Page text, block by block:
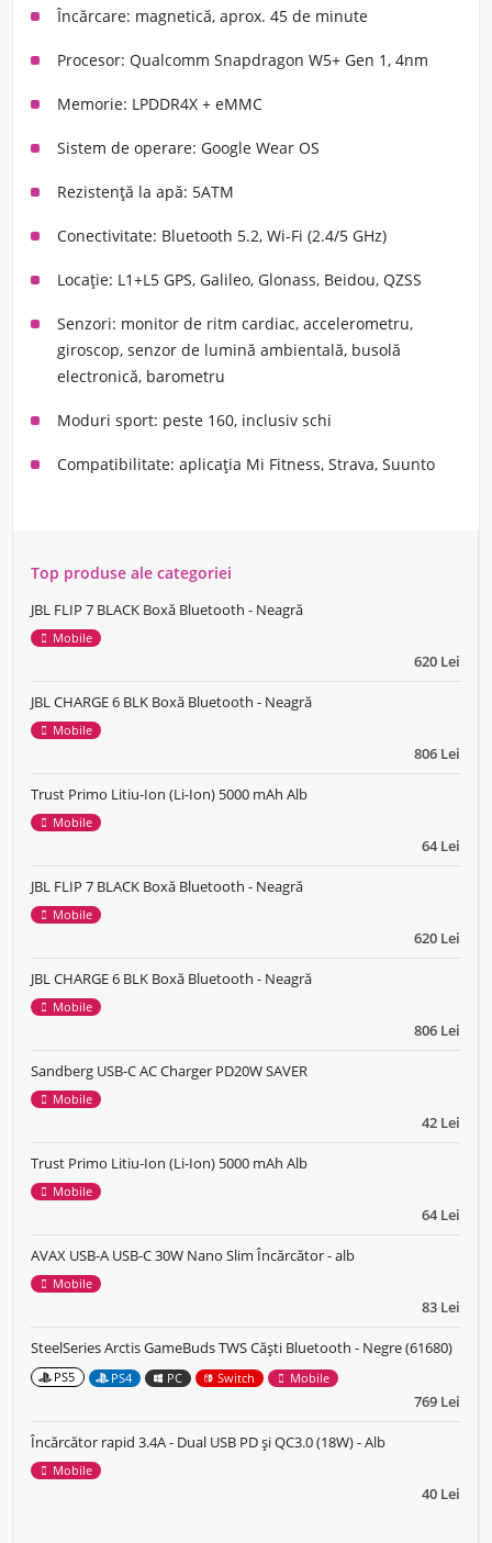
Încărcare: magnetică, aprox. 45 de minute
Procesor: Qualcomm Snapdragon W5+ Gen 1, 4nm
Memorie: LPDDR4X + eMMC
Sistem de operare: Google Wear OS
Rezistență la apă: 5ATM
Conectivitate: Bluetooth 5.2, Wi-Fi (2.4/5 GHz)
Locație: L1+L5 GPS, Galileo, Glonass, Beidou, QZSS
Senzori: monitor de ritm cardiac, accelerometru,
giroscop, senzor de lumină ambientală, busolă
electronică, barometru
Moduri sport: peste 160, inclusiv schi
Compatibilitate: aplicația Mi Fitness, Strava, Suunto
Top produse ale categoriei
620 Lei
JBL FLIP 7 BLACK Boxă Bluetooth - Neagră
Mobile
806 Lei
JBL CHARGE 6 BLK Boxă Bluetooth - Neagră
Mobile
64 Lei
Trust Primo Litiu-Ion (Li-Ion) 5000 mAh Alb
Mobile
620 Lei
JBL FLIP 7 BLACK Boxă Bluetooth - Neagră
Mobile
806 Lei
JBL CHARGE 6 BLK Boxă Bluetooth - Neagră
Mobile
42 Lei
Sandberg USB-C AC Charger PD20W SAVER
Mobile
64 Lei
Trust Primo Litiu-Ion (Li-Ion) 5000 mAh Alb
Mobile
83 Lei
AVAX USB-A USB-C 30W Nano Slim Încărcător - alb
Mobile
769 Lei
SteelSeries Arctis GameBuds TWS Căști Bluetooth - Negre (61680)
PS5 PS4 PC Switch Mobile
40 Lei
Încărcător rapid 3.4A - Dual USB PD și QC3.0 (18W) - Alb
Mobile